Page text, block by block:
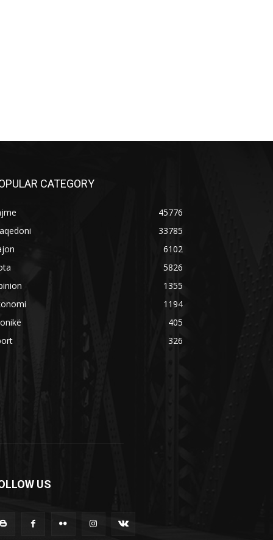
CATEGORY
45776
33785
6102
5826
1355
1194
405
326
US